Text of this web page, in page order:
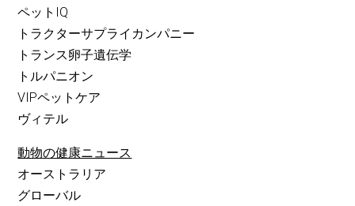
ペットIQ
トラクターサプライカンパニー
トランス卵子遺伝学
トルパニオン
VIPペットケア
ヴィテル
動物の健康ニュース
オーストラリア
グローバル